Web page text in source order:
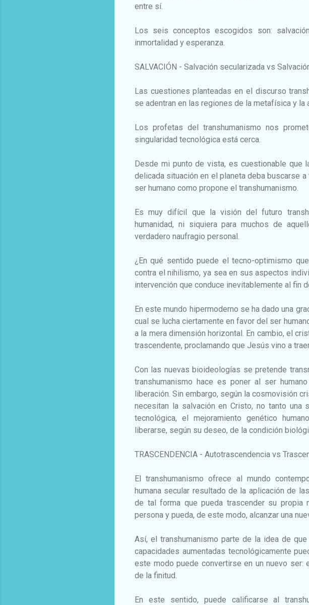
entre sí.
Los seis conceptos escogidos son:
inmortalidad y esperanza.
SALVACIÓN - Salvación secularizada vs
Las cuestiones planteadas en el discurso
se adentran en las regiones de la metafísica y la
Los profetas del transhumanismo nos
singularidad tecnológica está cerca.
Desde mi punto de vista, es cuestionable que
delicada situación en el planeta deba buscarse
ser humano como propone el transhumanismo.
Es muy difícil que la visión del futuro
humanidad, ni siquiera para muchos de
verdadero naufragio personal.
¿En qué sentido puede el tecno-optimismo
contra el nihilismo, ya sea en sus aspectos
intervención que conduce inevitablemente al fin
En este mundo hipermoderno se ha dado una
cual se lucha ciertamente en favor del ser
a la mera dimensión horizontal. En cambio, el
trascendente, proclamando que Jesús vino a
Con las nuevas bioideologías se pretende
transhumanismo hace es poner al ser
liberación. Sin embargo, según la cosmovisión
necesitan la salvación en Cristo, no tanto una
tecnológica, el mejoramiento genético
liberarse, según su deseo, de la condición
TRASCENDENCIA - Autotrascendencia vs
El transhumanismo ofrece al mundo
humana secular resultado de la aplicación de
de tal forma que pueda trascender su propia
persona y pueda, de este modo, alcanzar una
Así, el transhumanismo parte de la idea de
capacidades aumentadas tecnológicamente
este modo puede convertirse en un nuevo ser:
de la finitud.
En este sentido, puede calificarse al